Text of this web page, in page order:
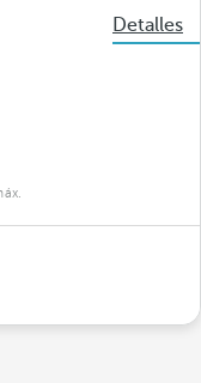
Detalles